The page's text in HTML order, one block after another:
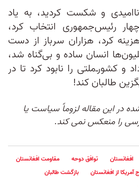
و شکست کردید، به یاد
رئیس‌جمهوری انتخاب کرد،
هزینه کرد، هزاران سرباز از دست
انسان ساده و بی‌گناه شد،
و کشور‌ـ‌ملتی را نابود کرد تا در
طالبان کند!
در این مقاله لزوماً سیاست یا
را منعکس نمی کند.
افغانستان توافق دوحه
مقاومت افغانستان
آمریکا از افغانستان
بازگشت طالبان